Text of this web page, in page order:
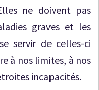
ne doivent pas
graves et les
servir de celles-ci
à nos limites, à nos
incapacités.